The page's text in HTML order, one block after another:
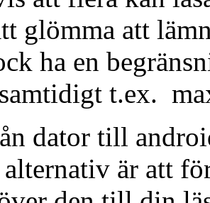
glömma att
ha en
t.ex.
dator till
är att